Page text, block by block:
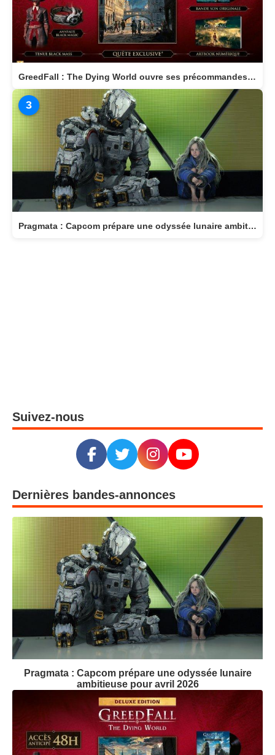
GreedFall : The Dying World ouvre ses précommandes et dévoile son édition Deluxe
3
Pragmata : Capcom prépare une odyssée lunaire ambitieuse pour avril 2026
Suivez-nous
Dernières bandes-annonces
Pragmata : Capcom prépare une odyssée lunaire
ambitieuse pour avril 2026